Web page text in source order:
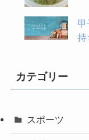
甲
カテゴリー
スポーツ